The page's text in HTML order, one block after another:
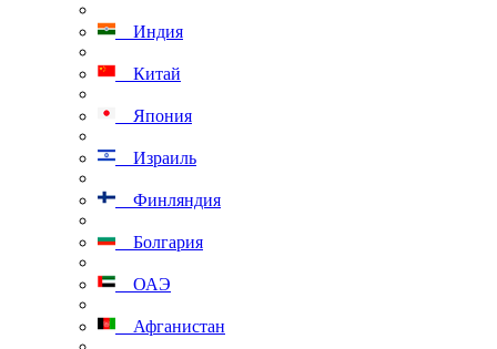
Индия
Китай
Япония
Израиль
Финляндия
Болгария
ОАЭ
Афганистан